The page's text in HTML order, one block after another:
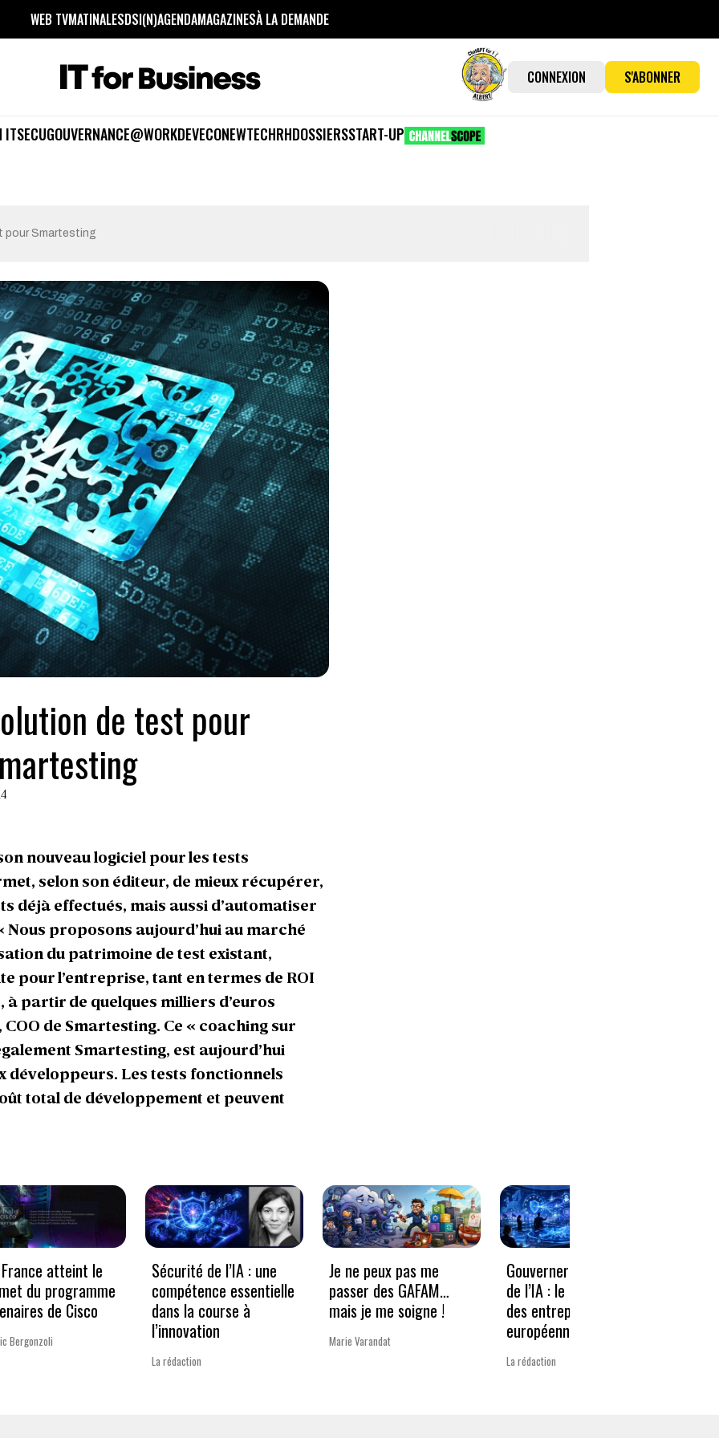
WEB TVMATINALESDSI(N)AGENDAMAGAZINESÀ LA DEMANDE
CONNEXION S'ABONNER
ITSECUGOUVERNANCE@WORKDEVECONEWTECHRHDOSSIERSSTART-UP
pour Smartesting
de test pour
nouveau logiciel pour les tests
selon son éditeur, de mieux récupérer,
déjà effectués, mais aussi d’automatiser
Nous proposons aujourd’hui au marché
du patrimoine de test existant,
pour l’entreprise, tant en termes de ROI
à partir de quelques milliers d’euros
de Smartesting. Ce « coaching sur
Smartesting, est aujourd’hui
développeurs. Les tests fonctionnels
total de développement et peuvent
France atteint le
du programme
de Cisco
Bergonzoli
Sécurité de l’IA : une
compétence essentielle
dans la course à
l’innovation
La rédaction
Je ne peux pas me
passer des GAFAM…
mais je me soigne !
Marie Varandat
Gouverner à la vitesse
de l’IA : le nouveau défi
des entreprises
européennes
La rédaction